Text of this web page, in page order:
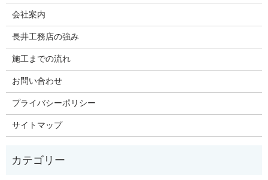
会社案内
長井工務店の強み
施工までの流れ
お問い合わせ
プライバシーポリシー
サイトマップ